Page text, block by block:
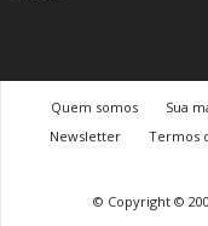
Quem somos Sua
Newsletter
Termos
© Copyright ©